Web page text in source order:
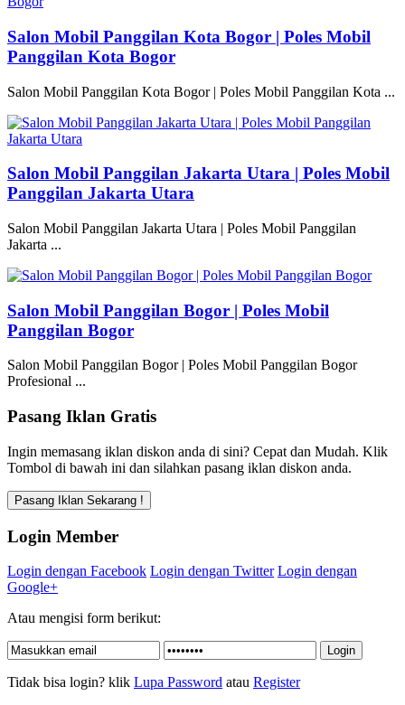
Salon Mobil Panggilan Kota Bogor | Poles Mobil
Panggilan Kota Bogor
Salon Mobil Panggilan Kota Bogor | Poles Mobil Panggilan Kota ...
Salon Mobil Panggilan Jakarta Utara | Poles Mobil
Panggilan Jakarta Utara
Salon Mobil Panggilan Jakarta Utara | Poles Mobil Panggilan
Jakarta ...
Salon Mobil Panggilan Bogor | Poles Mobil
Panggilan Bogor
Salon Mobil Panggilan Bogor | Poles Mobil Panggilan Bogor
Profesional ...
Pasang Iklan Gratis
Ingin memasang iklan diskon anda di sini? Cepat dan Mudah. Klik
Tombol di bawah ini dan silahkan pasang iklan diskon anda.
Login Member
Login dengan Facebook Login dengan Twitter Login dengan
Google+
Atau mengisi form berikut:
Tidak bisa login? klik Lupa Password atau Register